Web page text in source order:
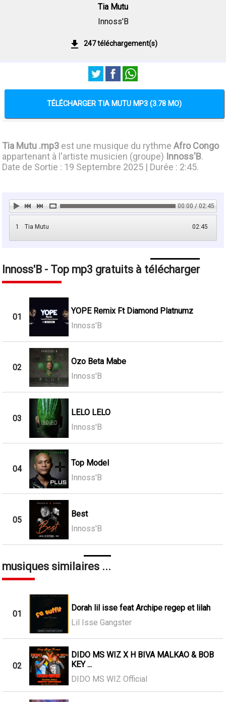
Tia Mutu
Innoss'B
247 téléchargement(s)
TÉLÉCHARGER TIA MUTU MP3 (3.78 MO)
Tia Mutu .mp3 est une musique du rythmeAfro Congo
appartenant à l'artiste musicien (groupe) Innoss'B.
Date de Sortie : 19 Septembre 2025 | Durée : 2:45.
00:00 / 02:45
1 02:45
Tia Mutu
Innoss'B - Top mp3 gratuits à télécharger
01
YOPE Remix Ft Diamond Platnumz
Innoss'B
02
Ozo Beta Mabe
Innoss'B
03
LELO LELO
Innoss'B
04
Top Model
Innoss'B
05
Best
Innoss'B
musiques similaires ...
01
Dorah lil isse feat Archipe regep et lilah
Lil Isse Gangster
02
DIDO MS WIZ X H BIVA MALKAO & BOB
KEY ...
DIDO MS WIZ Official